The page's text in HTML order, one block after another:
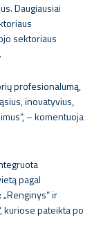
Daugiausiai
sektoriaus
profesionalumą,
inovatyvius,
– komentuoja
pagal
ir
kuriose pateikta po